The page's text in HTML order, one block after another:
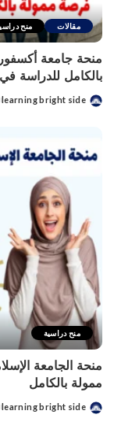
مقالات منح
بالكامل للدراسة في
Posted
learning bright side
منح دراسية
ممولة بالكامل
Posted
learning bright side